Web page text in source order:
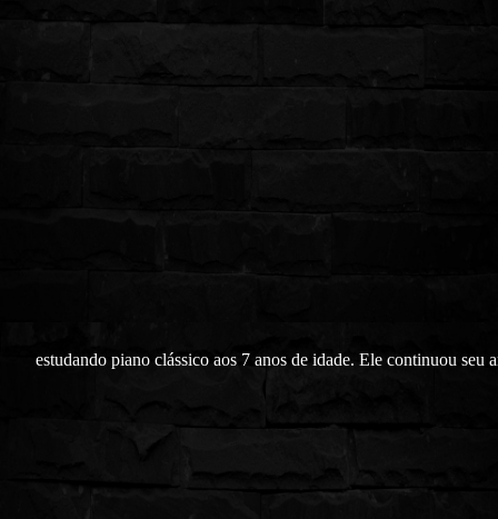
estudando piano clássico aos 7 anos de idade. Ele continuou seu